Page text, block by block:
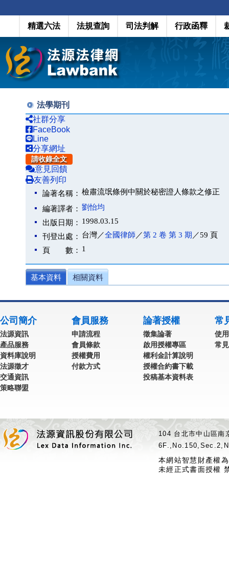
精選六法 法規查詢 司法判解 行政函釋
法學期刊
社群分享
FaceBook
Line
分享網址
請收錄全文
意見回饋
友善列印
論著名稱： 檢肅流氓條例中關於秘密證人條款之修正
編著譯者： 劉怡均
出版日期： 1998.03.15
刊登出處： 台灣／全國律師 ／第 2 卷 第 3 期 ／59 頁
頁 數： 1
基本資料 相關資料
公司簡介
法源資訊
產品服務
資料庫說明
法源徵才
交通資訊
策略聯盟
會員服務
申請流程
會員條款
授權費用
付款方式
論著授權
徵集論著
啟用授權專區
權利金計算說明
授權合約書下載
投稿基本資料表
常
使
常
104 台北市中山區
本網站智慧財產權
未經正式書面授權